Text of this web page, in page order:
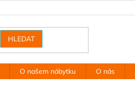
HLEDAT
O našem nábytku O nás